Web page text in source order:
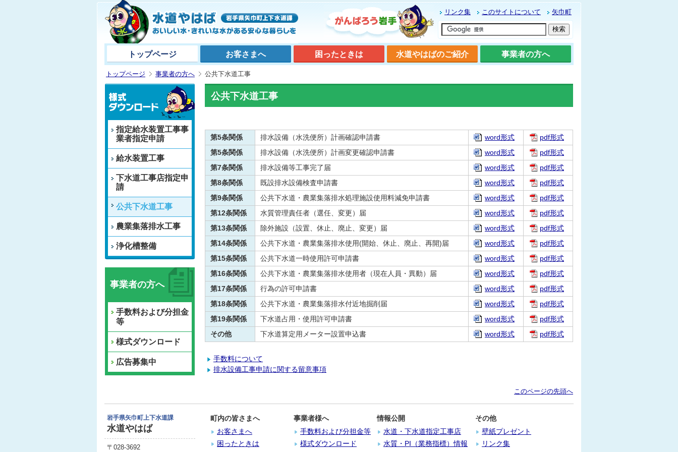
リンク集 このサイトについて 矢巾町
トップページ お客さまへ 困ったときは 水道やはばのご紹介 事業者の方へ
トップページ 事業者の方へ 公共下水道工事
指定給水装置工事事
業者指定申請
給水装置工事
下水道工事店指定申
請
公共下水道工事
農業集落排水工事
浄化槽整備
事業者の方へ
手数料および分担金
等
様式ダウンロード
広告募集中
公共下水道工事
第5条関係 排水設備（水洗便所）計画確認申請書 word形式
pdf形式
第5条関係
排水設備（水洗便所）計画変更確認申請書 word形式
pdf形式
第7条関係
排水設備等工事完了届 word形式
pdf形式
第8条関係
既設排水設備検査申請書 word形式
pdf形式
第9条関係
公共下水道・農業集落排水処理施設使用料減免申請書 word形式
pdf形式
第12条関係
水質管理責任者（選任、変更）届 word形式
pdf形式
第13条関係
除外施設（設置、休止、廃止、変更）届 word形式
pdf形式
第14条関係
公共下水道・農業集落排水使用(開始、休止、廃止、再開)届 word形式
pdf形式
第15条関係
公共下水道一時使用許可申請書 word形式
pdf形式
第16条関係
公共下水道・農業集落排水使用者（現在人員・異動）届 word形式
pdf形式
第17条関係
行為の許可申請書 word形式
pdf形式
第18条関係
公共下水道・農業集落排水付近地掘削届 word形式
pdf形式
第19条関係
下水道占用・使用許可申請書 word形式
pdf形式
その他
下水道算定用メーター設置申込書 word形式 pdf形式
手数料について
排水設備工事申請に関する留意事項
このページの先頭へ
岩手県矢巾町上下水道課
水道やはば
〒028-3692
町内の皆さまへ
お客さまへ
困ったときは
事業者様へ
手数料および分担金等
様式ダウンロード
情報公開
水道・下水道指定工事店
水質・PI（業務指標）情報
その他
壁紙プレゼント
リンク集